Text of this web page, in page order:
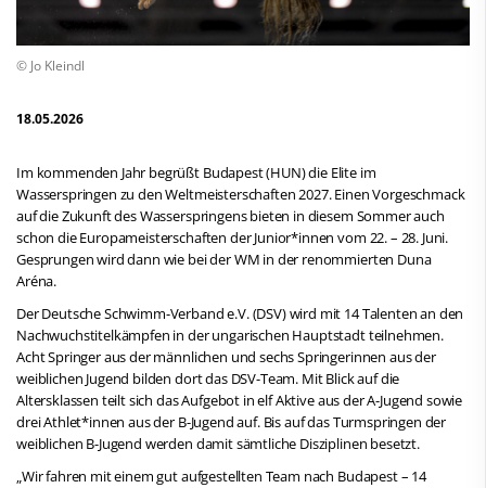
© Jo Kleindl
18.05.2026
Im kommenden Jahr begrüßt Budapest (HUN) die Elite im
Wasserspringen zu den Weltmeisterschaften 2027. Einen Vorgeschmack
auf die Zukunft des Wasserspringens bieten in diesem Sommer auch
schon die Europameisterschaften der Junior*innen vom 22. – 28. Juni.
Gesprungen wird dann wie bei der WM in der renommierten Duna
Aréna.
Der Deutsche Schwimm-Verband e.V. (DSV) wird mit 14 Talenten an den
Nachwuchstitelkämpfen in der ungarischen Hauptstadt teilnehmen.
Acht Springer aus der männlichen und sechs Springerinnen aus der
weiblichen Jugend bilden dort das DSV-Team. Mit Blick auf die
Altersklassen teilt sich das Aufgebot in elf Aktive aus der A-Jugend sowie
drei Athlet*innen aus der B-Jugend auf. Bis auf das Turmspringen der
weiblichen B-Jugend werden damit sämtliche Disziplinen besetzt.
„Wir fahren mit einem gut aufgestellten Team nach Budapest – 14